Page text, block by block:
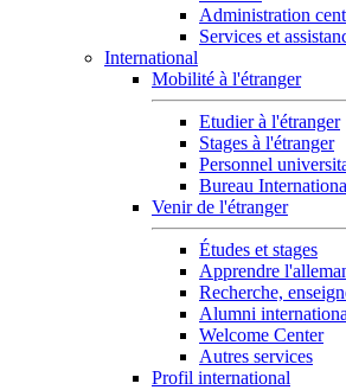
Administration
Services et
International
Mobilité à l'étranger
Etudier à l'étranger
Stages à l'étranger
Personnel
Bureau
Venir de l'étranger
Études et stages
Apprendre
Recherche,
Alumni
Welcome Center
Autres services
Profil international